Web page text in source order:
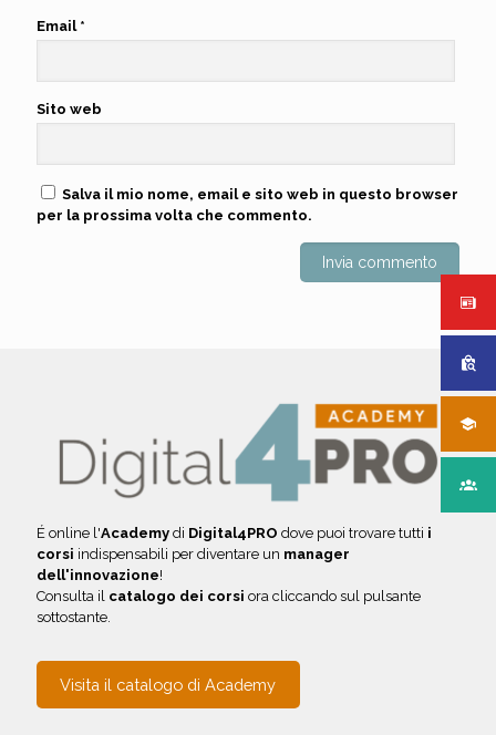
Email *
Sito web
Salva il mio nome, email e sito web in questo browser
per la prossima volta che commento.
É online l'Academy di Digital4PRO dove puoi trovare tutti i
corsi indispensabili per diventare un manager
dell'innovazione!
Consulta il catalogo dei corsi ora cliccando sul pulsante
sottostante.
Visita il catalogo di Academy